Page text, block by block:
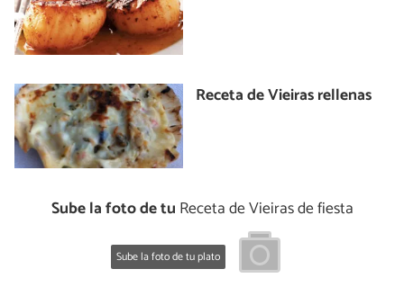
Receta de Vieiras rellenas
Sube la foto de tu Receta de Vieiras de fiesta
Sube la foto de tu plato